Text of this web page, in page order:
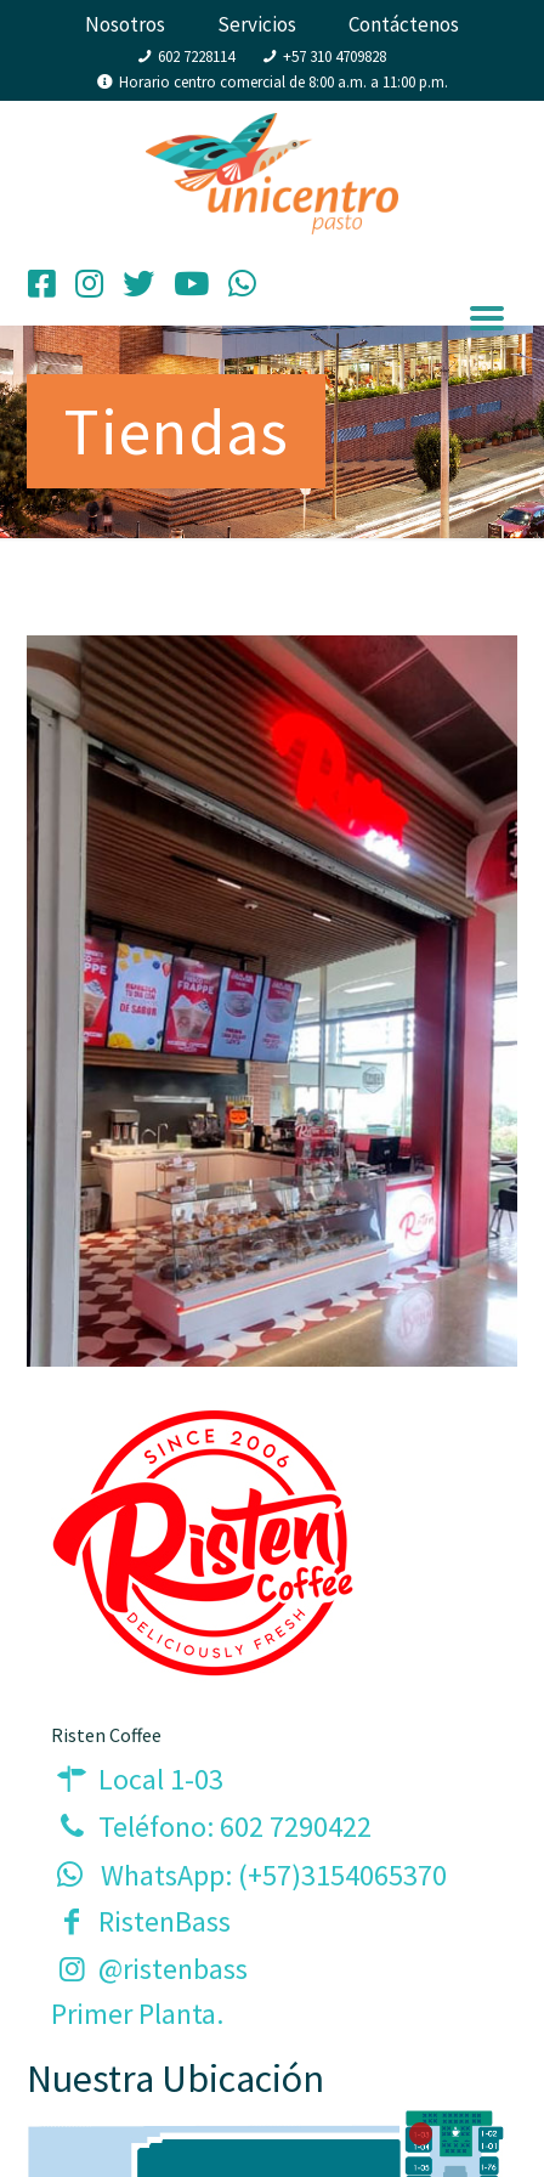
Nosotros Servicios Contáctenos
602 7228114
+57 310 4709828
Horario centro comercial de 8:00 a.m. a 11:00 p.m.
Risten Coffee
Local 1-03
Teléfono: 602 7290422
WhatsApp: (+57)3154065370
RistenBass
@ristenbass
Primer Planta.
Nuestra Ubicación